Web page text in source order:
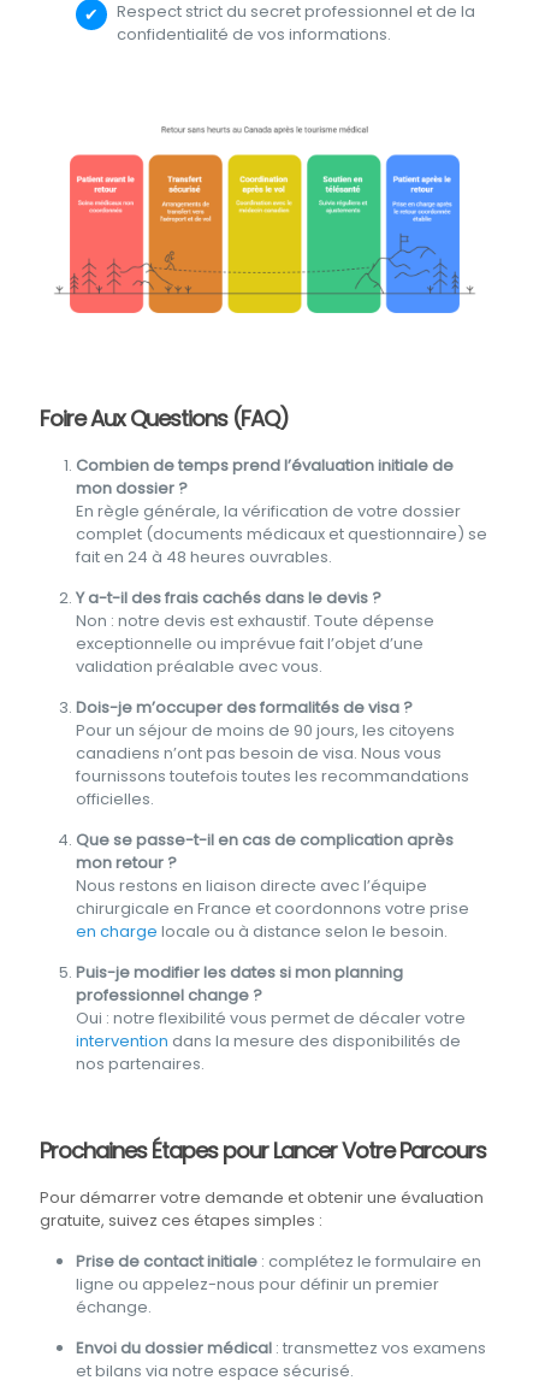
Respect strict du secret professionnel et de la
confidentialité de vos informations.
Foire Aux Questions (FAQ)
Combien de temps prend l’évaluation initiale de
mon dossier ?
En règle générale, la vérification de votre dossier
complet (documents médicaux et questionnaire) se
fait en 24 à 48 heures ouvrables.
Y a-t-il des frais cachés dans le devis ?
Non : notre devis est exhaustif. Toute dépense
exceptionnelle ou imprévue fait l’objet d’une
validation préalable avec vous.
Dois-je m’occuper des formalités de visa ?
Pour un séjour de moins de 90 jours, les citoyens
canadiens n’ont pas besoin de visa. Nous vous
fournissons toutefois toutes les recommandations
officielles.
Que se passe-t-il en cas de complication après
mon retour ?
Nous restons en liaison directe avec l’équipe
chirurgicale en France et coordonnons votre prise
en charge locale ou à distance selon le besoin.
Puis-je modifier les dates si mon planning
professionnel change ?
Oui : notre flexibilité vous permet de décaler votre
intervention dans la mesure des disponibilités de
nos partenaires.
Prochaines Étapes pour Lancer Votre Parcours
Pour démarrer votre demande et obtenir une évaluation
gratuite, suivez ces étapes simples :
Prise de contact initiale : complétez le formulaire en
ligne ou appelez-nous pour définir un premier
échange.
Envoi du dossier médical : transmettez vos examens
et bilans via notre espace sécurisé.